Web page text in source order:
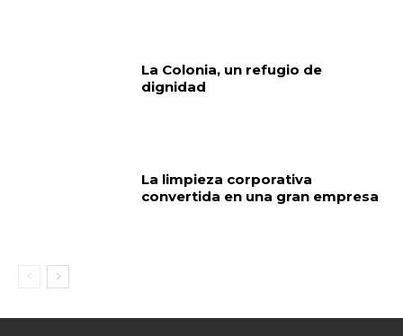
La Colonia, un refugio de
dignidad
La limpieza corporativa
convertida en una gran empresa